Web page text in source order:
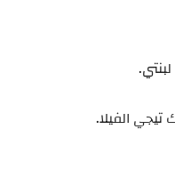
تيجي الفيلا.